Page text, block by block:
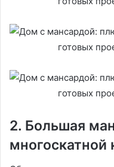
2. Большая
многоскатной